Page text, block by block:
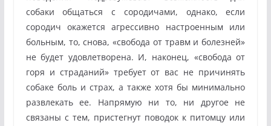
собаки общаться с сородичами, однако, если
сородич окажется агрессивно настроенным или
больным, то, снова, «свобода от травм и болезней»
не будет удовлетворена. И, наконец, «свобода от
горя и страданий» требует от вас не причинять
собаке боль и страх, а также хотя бы минимально
развлекать ее. Напрямую ни то, ни другое не
связаны с тем, пристегнут поводок к питомцу или